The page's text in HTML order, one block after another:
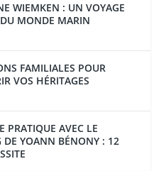
WIEMKEN : UN VOYAGE
MONDE MARIN
FAMILIALES POUR
VOS HÉRITAGES
PRATIQUE AVEC LE
DE YOANN BÉNONY : 12